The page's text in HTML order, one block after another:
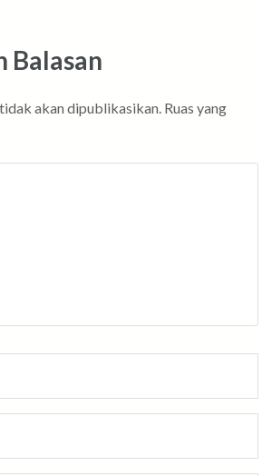
Balasan
akan dipublikasikan. Ruas yang